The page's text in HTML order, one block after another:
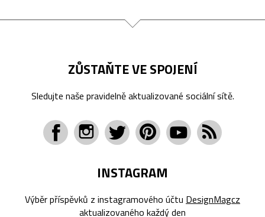
ZŮSTAŇTE VE SPOJENÍ
Sledujte naše pravidelně aktualizované sociální sítě.
INSTAGRAM
Výběr příspěvků z instagramového účtu DesignMagcz
aktualizovaného každý den